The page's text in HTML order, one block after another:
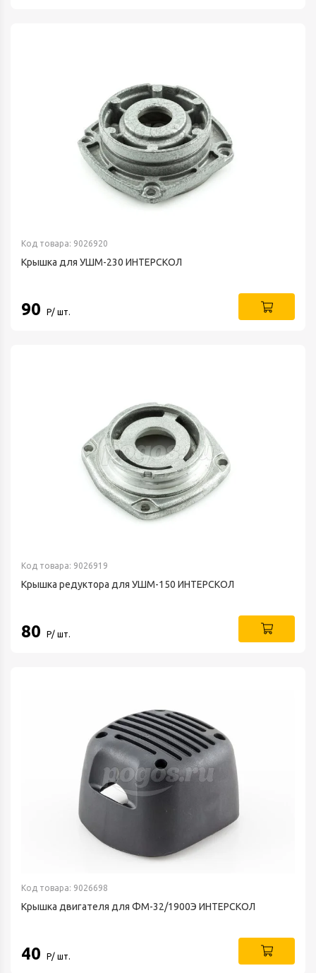
Код товара: 9026920
Крышка для УШМ-230 ИНТЕРСКОЛ
90 Р/ шт.
Код товара: 9026919
Крышка редуктора для УШМ-150 ИНТЕРСКОЛ
80 Р/ шт.
Код товара: 9026698
Крышка двигателя для ФМ-32/1900Э ИНТЕРСКОЛ
40 Р/ шт.